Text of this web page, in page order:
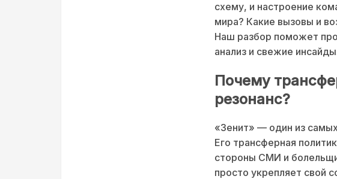
схему, и настроение
мира? Какие вызовы и
Наш разбор поможет
анализ и свежие
Почему
резонанс?
«Зенит» — один из
Его трансферная
стороны СМИ и
просто укрепляет свой